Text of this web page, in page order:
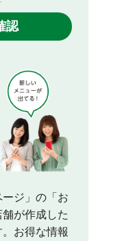
認
ジ」の「お
が作成した
お得な情報